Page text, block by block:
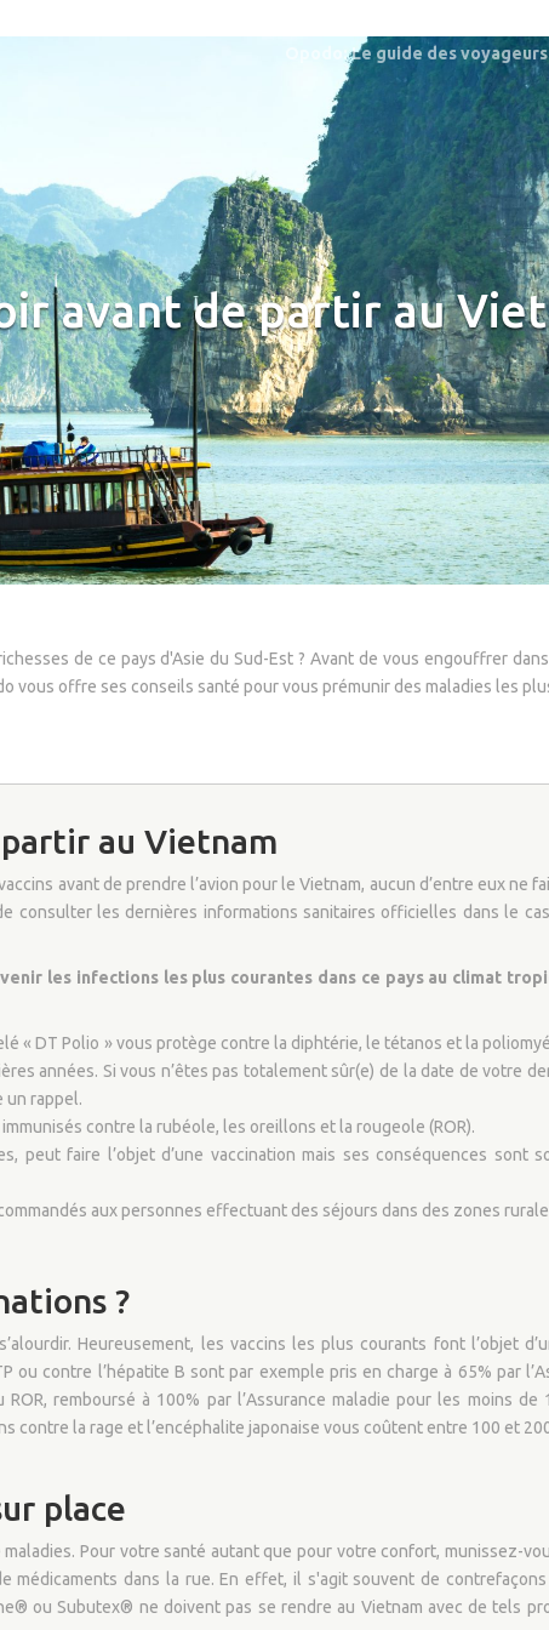
Opodo: Le guide des voyageurs
avant de partir au
de ce pays d'Asie du Sud-Est ? Avant de vous engouffrer
vous offre ses conseils santé pour vous prémunir des maladies les
au Vietnam
avant de prendre l’avion pour le Vietnam, aucun d’entre eux ne
consulter les dernières informations sanitaires officielles dans le
les infections les plus courantes dans ce pays au climat
« DT Polio » vous protège contre la diphtérie, le tétanos et la
années. Si vous n’êtes pas totalement sûr(e) de la date de votre
un rappel.
contre la rubéole, les oreillons et la rougeole (ROR).
peut faire l’objet d’une vaccination mais ses conséquences sont
aux personnes effectuant des séjours dans des zones
?
Heureusement, les vaccins les plus courants font l’objet
ou contre l’hépatite B sont par exemple pris en charge à 65% par
remboursé à 100% par l’Assurance maladie pour les moins
contre la rage et l’encéphalite japonaise vous coûtent entre 100 et
place
Pour votre santé autant que pour votre confort, munissez-
médicaments dans la rue. En effet, il s'agit souvent de
ou Subutex® ne doivent pas se rendre au Vietnam avec de tels